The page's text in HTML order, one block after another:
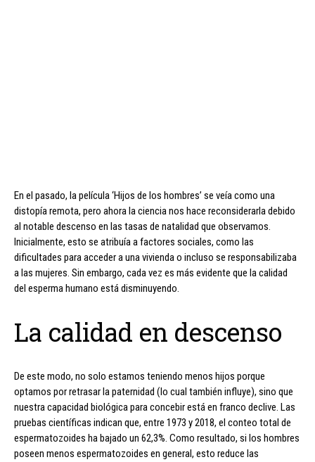
En el pasado, la película ‘Hijos de los hombres’ se veía como una
distopía remota, pero ahora la ciencia nos hace reconsiderarla debido
al notable descenso en las tasas de natalidad que observamos.
Inicialmente, esto se atribuía a factores sociales, como las
dificultades para acceder a una vivienda o incluso se responsabilizaba
a las mujeres. Sin embargo, cada vez es más evidente que la calidad
del esperma humano está disminuyendo.
La calidad en descenso
De este modo, no solo estamos teniendo menos hijos porque
optamos por retrasar la paternidad (lo cual también influye), sino que
nuestra capacidad biológica para concebir está en franco declive. Las
pruebas científicas indican que, entre 1973 y 2018, el conteo total de
espermatozoides ha bajado un 62,3%. Como resultado, si los hombres
poseen menos espermatozoides en general, esto reduce las